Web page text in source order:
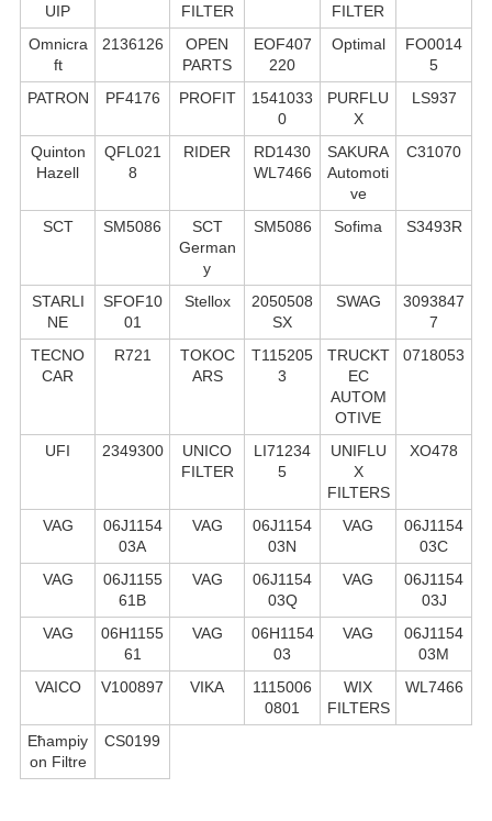
UIP
FILTER
FILTER
Omnicra
ft
2136126
OPEN
PARTS
EOF407
220
Optimal
FO0014
5
PATRON
PF4176 PROFIT
1541033
0
PURFLU
X
LS937
Quinton
Hazell
QFL021
8
RIDER
RD1430
WL7466
SAKURA
Automoti
ve
C31070
SCT SM5086
SCT
German
y
SM5086 Sofima S3493R
STARLI
NE
SFOF10
01
Stellox
2050508
SX
SWAG
3093847
7
TECNO
CAR
R721
TOKOC
ARS
T115205
3
TRUCKT
EC
AUTOM
OTIVE
0718053
UFI 2349300
UNICO
FILTER
LI71234
5
UNIFLU
X
FILTERS
XO478
VAG
06J1154
03A
VAG
06J1154
03N
VAG
06J1154
03C
VAG
06J1155
61B
VAG
06J1154
03Q
VAG
06J1154
03J
VAG
06H1155
61
VAG
06H1154
03
VAG
06J1154
03M
VAICO
V100897 VIKA
1115006
0801
WIX
FILTERS
WL7466
Ећampiy
on Filtre
CS0199